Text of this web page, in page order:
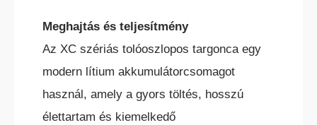
Meghajtás és teljesítmény
Az XC szériás tolóoszlopos targonca egy
modern lítium akkumulátorcsomagot
használ, amely a gyors töltés, hosszú
élettartam és kiemelkedő